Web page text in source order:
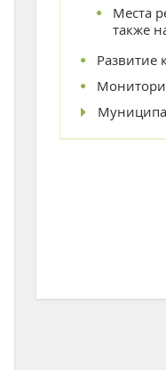
Места
также
Развитие